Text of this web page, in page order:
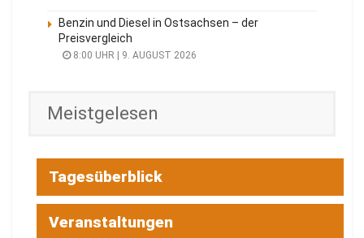
Benzin und Diesel in Ostsachsen – der
Preisvergleich
8:00 UHR | 9. AUGUST 2026
Meistgelesen
Tagesüberblick
Veranstaltungen